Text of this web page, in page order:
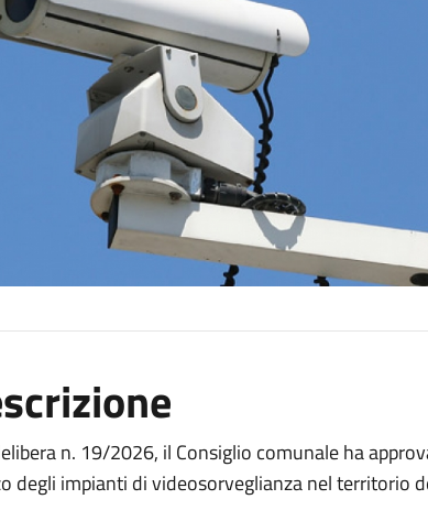
n. 19/2026, il Consiglio comunale ha
degli impianti di videosorveglianza nel territorio